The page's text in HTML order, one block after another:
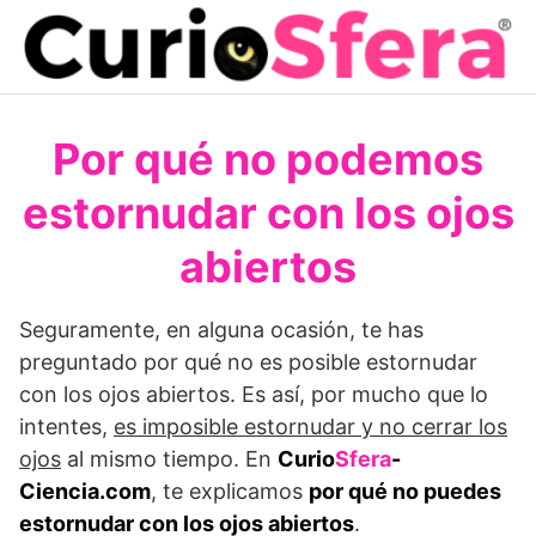
Saltar
contenido
Por qué no podemos
estornudar con los ojos
abiertos
Seguramente, en alguna ocasión, te has
preguntado por qué no es posible estornudar
con los ojos abiertos. Es así, por mucho que lo
intentes, es imposible estornudar y no cerrar los
ojos al mismo tiempo. En CurioSfera-
Ciencia.com, te explicamos por qué no puedes
estornudar con los ojos abiertos.